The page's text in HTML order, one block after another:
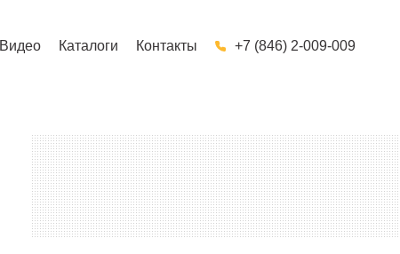
Видео Каталоги Контакты +7 (846) 2-009-009